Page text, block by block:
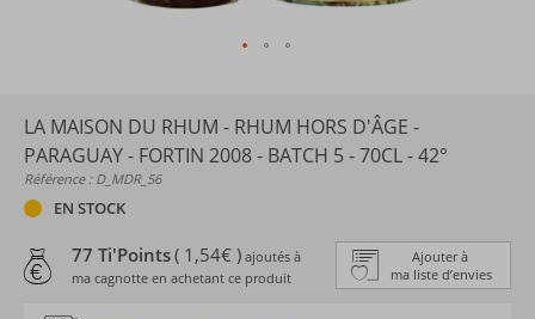
LA MAISON DU RHUM - RHUM HORS D'ÂGE -
PARAGUAY - FORTIN 2008 - BATCH 5 - 70CL - 42°
Référence : D_MDR_56
EN STOCK
Ajouter à
ma liste d’envies
77 Ti'Points( 1,54€ ) ajoutés à
ma cagnotte en achetant ce produit